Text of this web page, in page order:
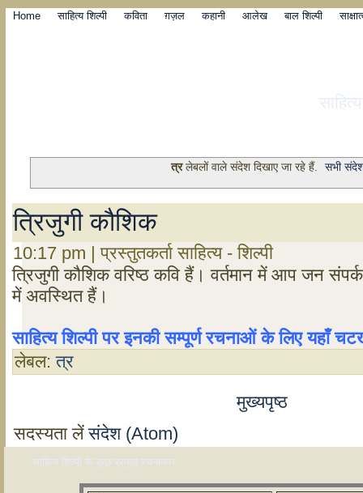
Home साहित्य शिल्पी कविता ग़ज़ल कहानी आलेख बाल शिल्पी
त्रलेबलों वाले संदेश दिखाए जा रहे हैं. सभी
त्रिजुगी कौशिक
10:17 pm | प्रस्तुतकर्ता साहित्य - शिल्पी
त्रिजुगी कौशिक वरिष्ठ कवि हैं। वर्तमान में आप जन संपर्क
में अवस्थित हैं।
साहित्य शिल्पी पर इनकी सम्पूर्ण रचनाओं के लिए यहाँ
लेबल:त्र
मुख्यपृष्ठ
सदस्यता लेंसंदेश (Atom)
साहित्य शिल्पी के कुछ प्रमुख रचनाकार